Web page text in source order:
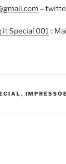
–
it Special 001::
,